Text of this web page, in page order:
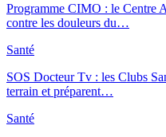
Programme CIMO : le Centre
contre les douleurs du…
Santé
SOS Docteur Tv : les Clubs
terrain et préparent…
Santé